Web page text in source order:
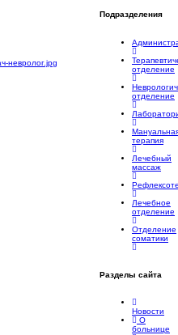
Подразделения
отделение
отделение
терапия
Лечебный
массаж
Лечебное
отделение
Отделение
соматики
Разделы сайта
Новости
О
больнице